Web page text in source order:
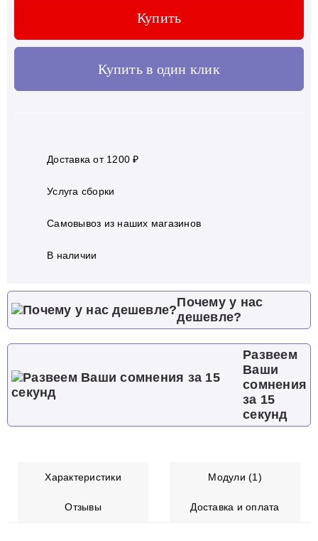
Купить
Купить в один клик
Доставка от 1200 ₽
Услуга сборки
Самовывоз из наших магазинов
В наличии
Почему у нас
дешевле?
Развеем
Ваши
сомнения
за 15
секунд
Характеристики Модули (1)
Отзывы Доставка и оплата